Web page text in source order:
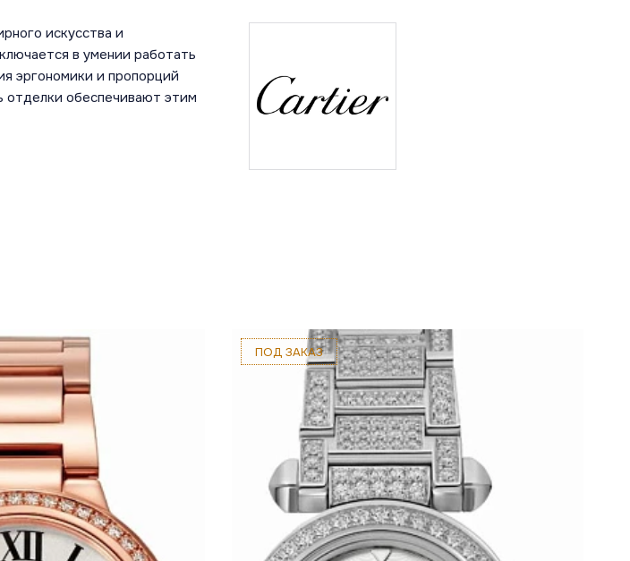
искусства и
в умении работать
эргономики и пропорций
отделки обеспечивают этим
ПОД ЗАКАЗ